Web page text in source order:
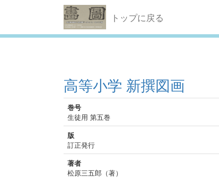
トップに戻る
高等小学 新撰図画
巻号
生徒用 第五巻
版
訂正発行
著者
松原三五郎（著）